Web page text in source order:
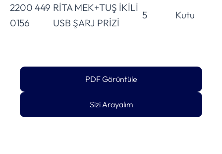
2200 449
0156
RİTA MEK+TUŞ İKİLİ
USB ŞARJ PRİZİ
5 Kutu
PDF Görüntüle
Sizi Arayalım